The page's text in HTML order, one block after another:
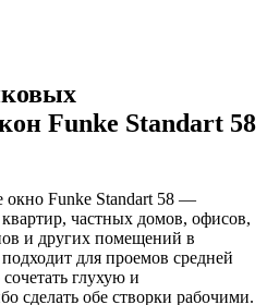
Funke Standart 58
окно Funke Standart 58 —
частных домов, офисов,
и других помещений в
для проемов средней
глухую и
сделать обе створки рабочими.